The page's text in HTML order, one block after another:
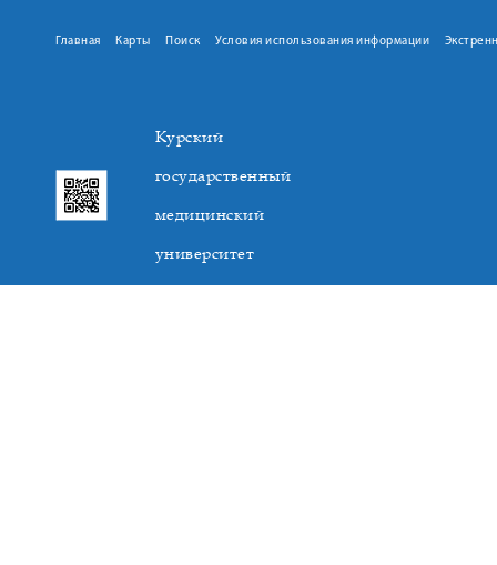
Главная Карты Поиск Условия использования информации
Курский
государственный
медицинский
университет